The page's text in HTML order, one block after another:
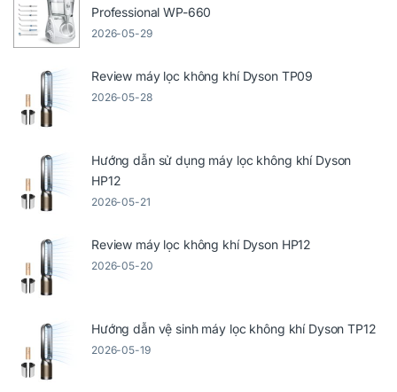
Professional WP-660
2026-05-29
Review máy lọc không khí Dyson TP09
2026-05-28
Hướng dẫn sử dụng máy lọc không khí Dyson
HP12
2026-05-21
Review máy lọc không khí Dyson HP12
2026-05-20
Hướng dẫn vệ sinh máy lọc không khí Dyson TP12
2026-05-19